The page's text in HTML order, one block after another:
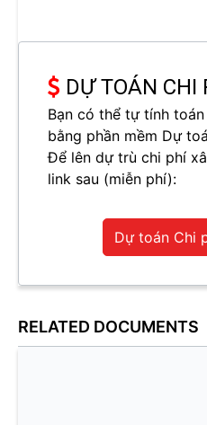
DỰ TOÁN CHI
Bạn có thể tự tính
bằng phần mềm Dự
Để lên dự trù chi phí
link sau (miễn phí):
Dự toán Chi
RELATED DOCUMENTS